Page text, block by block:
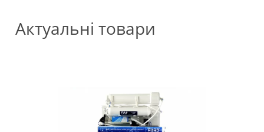
Актуальні товари